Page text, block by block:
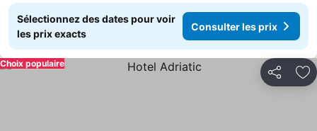
Sélectionnez des dates pour voir
les prix exacts
Consulter les prix
Partager
Choix populaire